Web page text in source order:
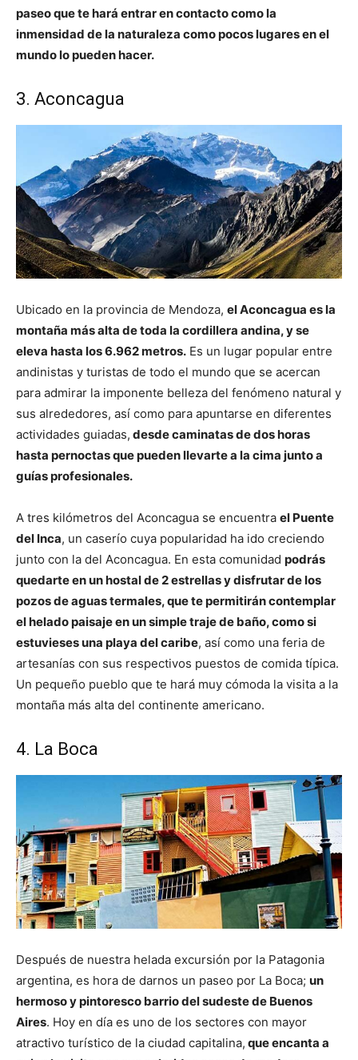
paseo que te hará entrar en contacto como la
inmensidad de la naturaleza como pocos lugares en el
mundo lo pueden hacer.
3. Aconcagua
Ubicado en la provincia de Mendoza, el Aconcagua es la
montaña más alta de toda la cordillera andina, y se
eleva hasta los 6.962 metros. Es un lugar popular entre
andinistas y turistas de todo el mundo que se acercan
para admirar la imponente belleza del fenómeno natural y
sus alrededores, así como para apuntarse en diferentes
actividades guiadas, desde caminatas de dos horas
hasta pernoctas que pueden llevarte a la cima junto a
guías profesionales.
A tres kilómetros del Aconcagua se encuentra el Puente
del Inca, un caserío cuya popularidad ha ido creciendo
junto con la del Aconcagua. En esta comunidad podrás
quedarte en un hostal de 2 estrellas y disfrutar de los
pozos de aguas termales, que te permitirán contemplar
el helado paisaje en un simple traje de baño, como si
estuvieses una playa del caribe, así como una feria de
artesanías con sus respectivos puestos de comida típica.
Un pequeño pueblo que te hará muy cómoda la visita a la
montaña más alta del continente americano.
4. La Boca
Después de nuestra helada excursión por la Patagonia
argentina, es hora de darnos un paseo por La Boca; un
hermoso y pintoresco barrio del sudeste de Buenos
Aires. Hoy en día es uno de los sectores con mayor
atractivo turístico de la ciudad capitalina, que encanta a